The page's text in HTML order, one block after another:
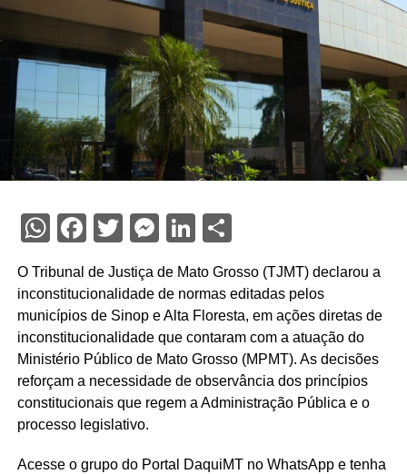
WhatsApp
Facebook
Twitter
Messenger
LinkedIn
Share
O Tribunal de Justiça de Mato Grosso (TJMT) declarou a
inconstitucionalidade de normas editadas pelos
municípios de Sinop e Alta Floresta, em ações diretas de
inconstitucionalidade que contaram com a atuação do
Ministério Público de Mato Grosso (MPMT). As decisões
reforçam a necessidade de observância dos princípios
constitucionais que regem a Administração Pública e o
processo legislativo.
Acesse o grupo do Portal DaquiMT no WhatsApp e tenha